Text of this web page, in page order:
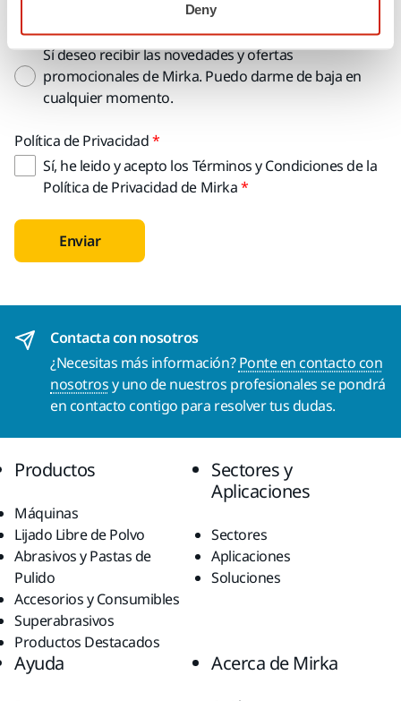
Deny
Consentimiento de Marketing
Sí deseo recibir las novedades y ofertas
promocionales de Mirka. Puedo darme de baja en
cualquier momento.
Política de Privacidad
Sí, he leido y acepto los Términos y Condiciones de la
Política de Privacidad de Mirka
Enviar
Contacta con nosotros
¿Necesitas más información?Ponte en contacto con
nosotrosy uno de nuestros profesionales se pondrá
en contacto contigo para resolver tus dudas.
Productos
Máquinas
Lijado Libre de Polvo
Abrasivos y Pastas de
Pulido
Accesorios y Consumibles
Superabrasivos
Productos Destacados
Sectores y
Aplicaciones
Sectores
Aplicaciones
Soluciones
Ayuda Acerca de Mirka